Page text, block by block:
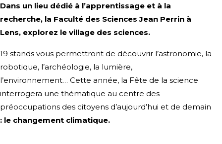
Dans un lieu dédié à l’apprentissage et à la
recherche, la Faculté des Sciences Jean Perrin à
Lens, explorez le village des sciences.
19 stands vous permettront de découvrir l’astronomie, la
robotique, l’archéologie, la lumière,
l’environnement… Cette année, la Fête de la science
interrogera une thématique au centre des
préoccupations des citoyens d’aujourd’hui et de demain
: le changement climatique.